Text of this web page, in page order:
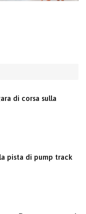
di corsa sulla
pista di pump track